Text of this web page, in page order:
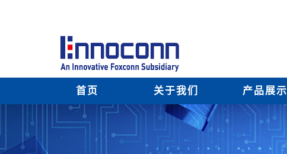
首页 关于我们 产品展示